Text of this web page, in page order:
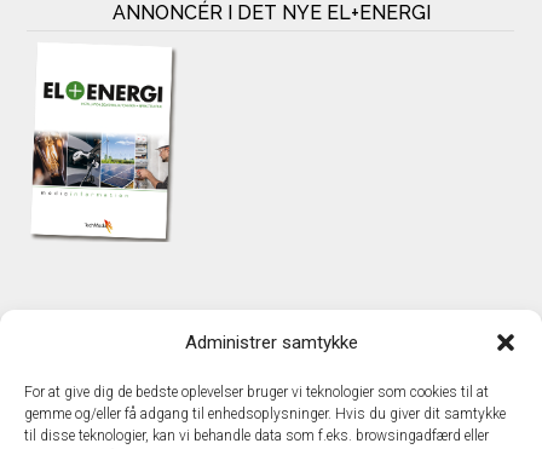
Administrer samtykke
For at give dig de bedste oplevelser bruger vi teknologier som cookies til at
gemme og/eller få adgang til enhedsoplysninger. Hvis du giver dit samtykke
til disse teknologier, kan vi behandle data som f.eks. browsingadfærd eller
ANNONCÉR I DET NYE EL+ENERGI
TechMedia A/S
DK – 2600 Glostrup
www.techmedia.dk